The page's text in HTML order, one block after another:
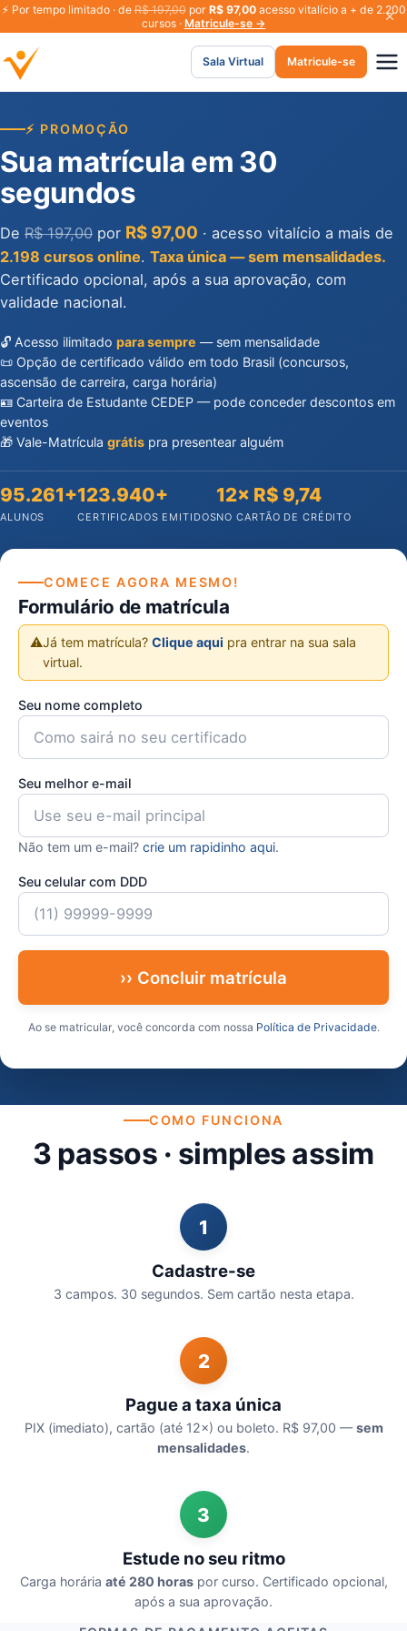
⚡ Por tempo limitado · deR$ 197,00por R$ 97,00acesso vitalício a + de 2.200
cursos · Matricule-se →
Sala Virtual Matricule-se
⚡ PROMOÇÃO
Sua matrícula em 30
segundos
De R$ 197,00 por R$ 97,00 · acesso vitalício a mais de
2.198 cursos online. Taxa única — sem mensalidades.
Certificado opcional, após a sua aprovação, com
validade nacional.
🔓 Acesso ilimitado para sempre — sem mensalidade
📜 Opção de certificado válido em todo Brasil (concursos,
ascensão de carreira, carga horária)
🪪 Carteira de Estudante CEDEP — pode conceder descontos em
eventos
🎁 Vale-Matrícula grátis pra presentear alguém
95.261+
ALUNOS
123.940+
CERTIFICADOS EMITIDOS
12× R$ 9,74
NO CARTÃO DE CRÉDITO
COMECE AGORA MESMO!
Formulário de matrícula
⚠️Já tem matrícula? Clique aqui pra entrar na sua sala
virtual.
Seu nome completo
Seu melhor e-mail
Não tem um e-mail? crie um rapidinho aqui.
Seu celular com DDD
›› Concluir matrícula
Ao se matricular, você concorda com nossa Política de Privacidade.
COMO FUNCIONA
3 passos · simples assim
1
Cadastre-se
3 campos. 30 segundos. Sem cartão nesta etapa.
2
Pague a taxa única
PIX (imediato), cartão (até 12×) ou boleto. R$ 97,00 —sem
mensalidades.
3
Estude no seu ritmo
Carga horária até 280 horaspor curso. Certificado opcional,
após a sua aprovação.